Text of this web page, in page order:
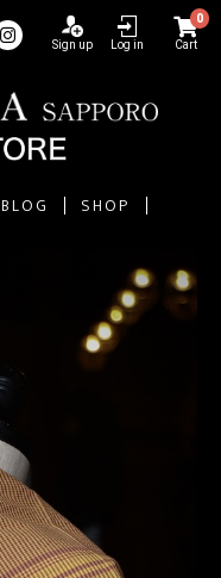
Sign up Log in
0
Cart
BLOG SHOP